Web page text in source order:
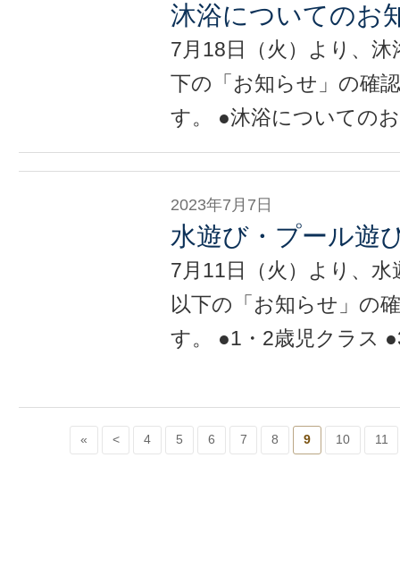
沐浴についてのお
7月18日（火）より、
下の「お知らせ」の確
す。 ●沐浴についての
2023年7月7日
水遊び・プール遊
7月11日（火）より、
以下の「お知らせ」の
す。 ●1・2歳児クラス
« < 4 5 6 7 8 9 10 11